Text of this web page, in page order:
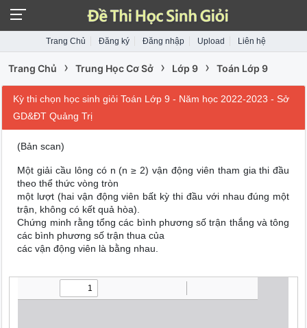
Trang Chủ Đăng ký Đăng nhập Upload Liên hệ
Trang Chủ › Trung Học Cơ Sở › Lớp 9 › Toán Lớp 9
Kỳ thi chọn học sinh giỏi Toán Lớp 9 - Năm học 2022-2023 - Sở
GD&ĐT Quảng Trị
(Bản scan)
Một giải cầu lông có n (n ≥ 2) vận động viên tham gia thi đầu
theo thể thức vòng tròn
một lượt (hai vận động viên bất kỳ thi đầu với nhau đúng một
trận, không có kết quả hòa).
Chứng minh rằng tổng các bình phương số trận thắng và tông
các bình phương số trận thua của
các vận động viên là bằng nhau.